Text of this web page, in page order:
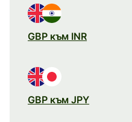
GBP към INR
GBP към JPY